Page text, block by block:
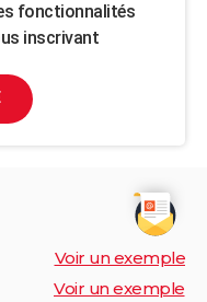
fonctionnalités
inscrivant
Voir un exemple
Voir un exemple